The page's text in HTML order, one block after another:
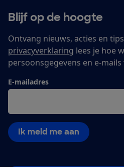
Blijf op de hoogte
Ontvang nieuws, acties en
privacyverklaring lees je hoe
persoonsgegevens en e-
E-mailadres
Ik meld me aan